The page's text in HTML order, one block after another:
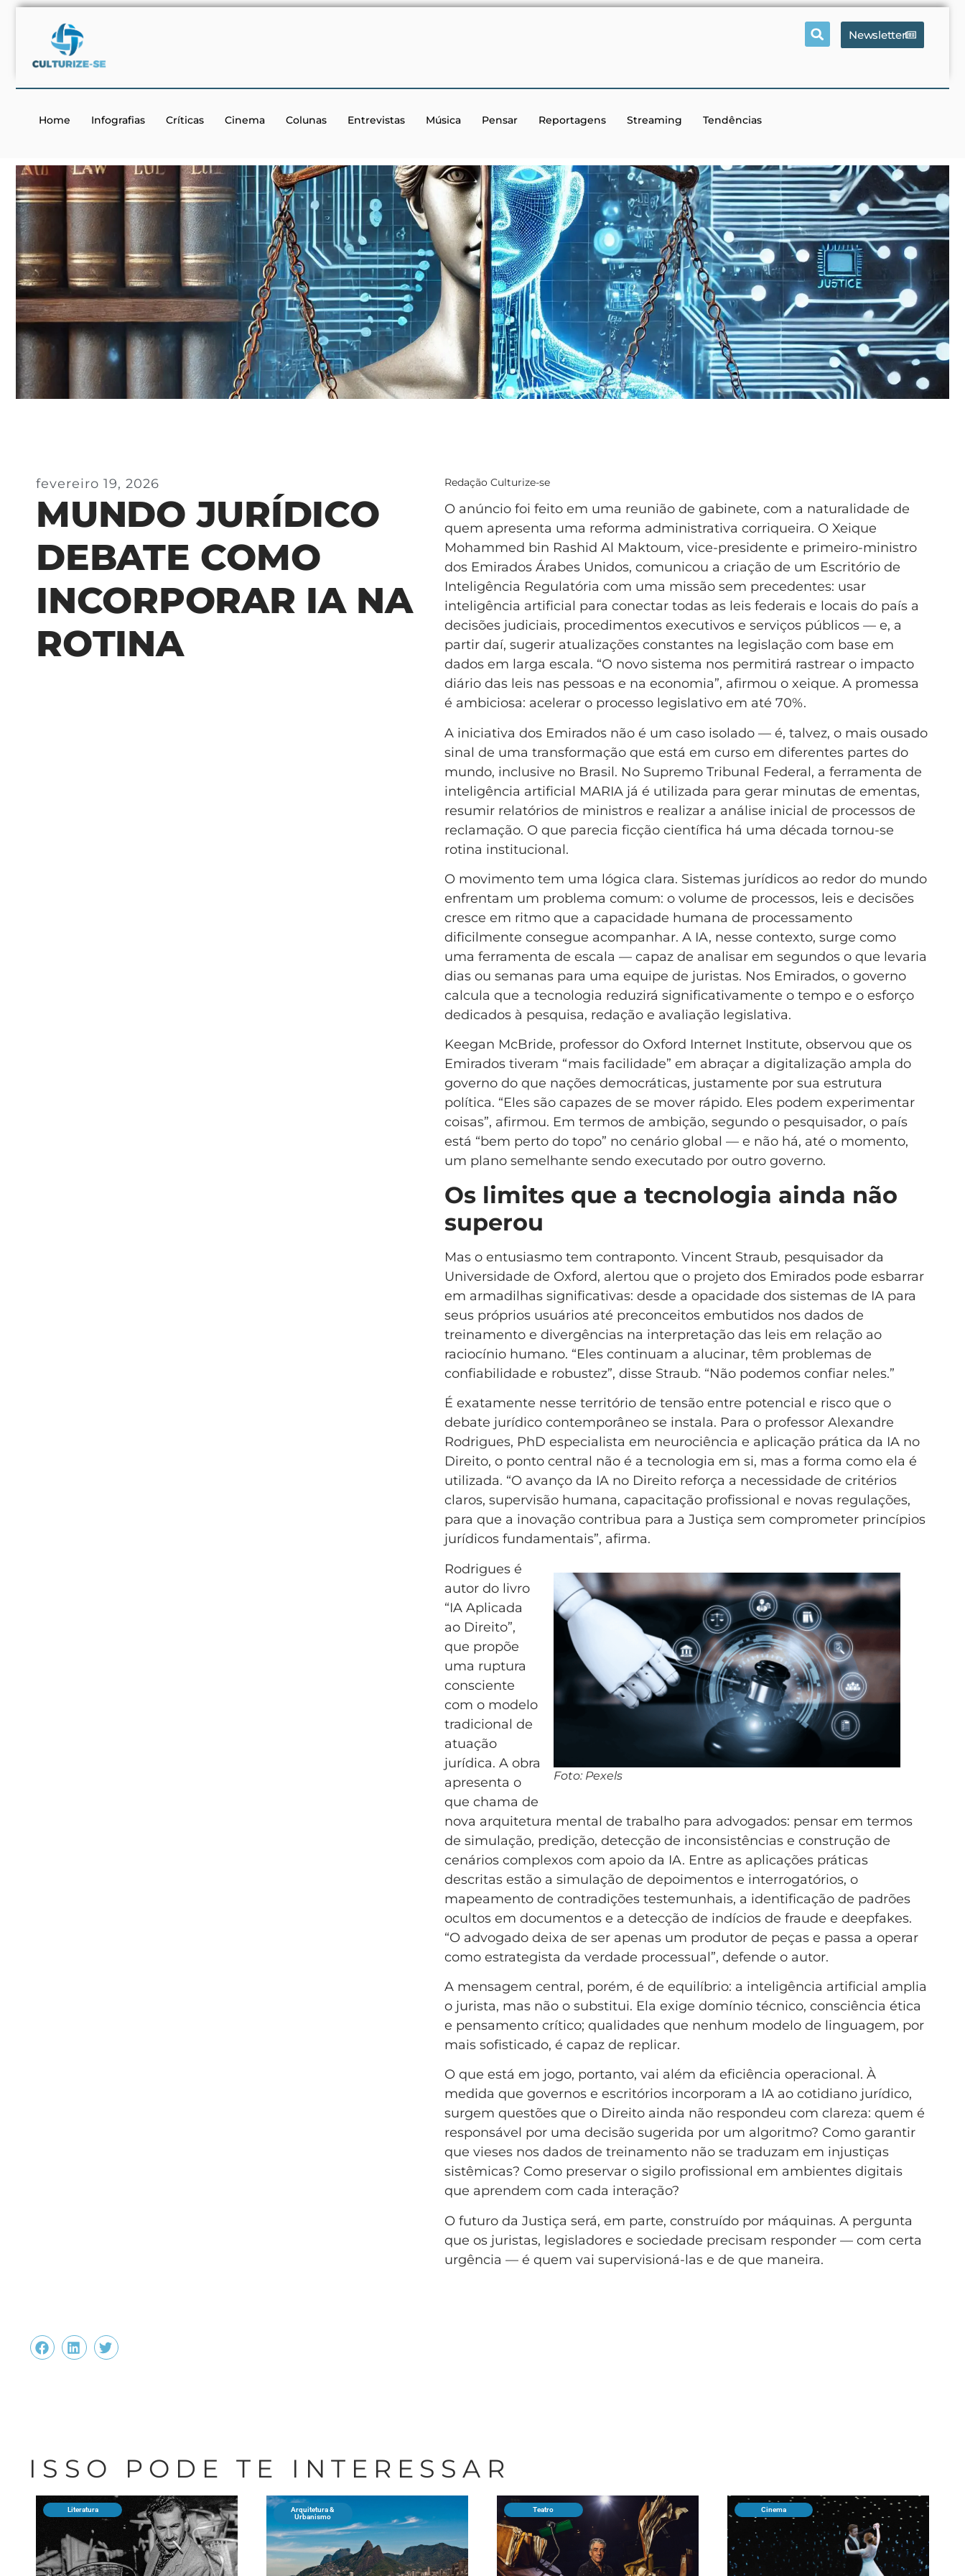
Newsletter
Home Infografias Críticas Cinema Colunas Entrevistas Música Pensar Reportagens Streaming Tendências
fevereiro 19, 2026
MUNDO JURÍDICO
DEBATE COMO
INCORPORAR IA NA
ROTINA
Redação Culturize-se
O anúncio foi feito em uma reunião de gabinete, com a naturalidade de
quem apresenta uma reforma administrativa corriqueira. O Xeique
Mohammed bin Rashid Al Maktoum, vice-presidente e primeiro-ministro
dos Emirados Árabes Unidos, comunicou a criação de um Escritório de
Inteligência Regulatória com uma missão sem precedentes: usar
inteligência artificial para conectar todas as leis federais e locais do país a
decisões judiciais, procedimentos executivos e serviços públicos — e, a
partir daí, sugerir atualizações constantes na legislação com base em
dados em larga escala. “O novo sistema nos permitirá rastrear o impacto
diário das leis nas pessoas e na economia”, afirmou o xeique. A promessa
é ambiciosa: acelerar o processo legislativo em até 70%.
A iniciativa dos Emirados não é um caso isolado — é, talvez, o mais ousado
sinal de uma transformação que está em curso em diferentes partes do
mundo, inclusive no Brasil. No Supremo Tribunal Federal, a ferramenta de
inteligência artificial MARIA já é utilizada para gerar minutas de ementas,
resumir relatórios de ministros e realizar a análise inicial de processos de
reclamação. O que parecia ficção científica há uma década tornou-se
rotina institucional.
O movimento tem uma lógica clara. Sistemas jurídicos ao redor do mundo
enfrentam um problema comum: o volume de processos, leis e decisões
cresce em ritmo que a capacidade humana de processamento
dificilmente consegue acompanhar. A IA, nesse contexto, surge como
uma ferramenta de escala — capaz de analisar em segundos o que levaria
dias ou semanas para uma equipe de juristas. Nos Emirados, o governo
calcula que a tecnologia reduzirá significativamente o tempo e o esforço
dedicados à pesquisa, redação e avaliação legislativa.
Keegan McBride, professor do Oxford Internet Institute, observou que os
Emirados tiveram “mais facilidade” em abraçar a digitalização ampla do
governo do que nações democráticas, justamente por sua estrutura
política. “Eles são capazes de se mover rápido. Eles podem experimentar
coisas”, afirmou. Em termos de ambição, segundo o pesquisador, o país
está “bem perto do topo” no cenário global — e não há, até o momento,
um plano semelhante sendo executado por outro governo.
Os limites que a tecnologia ainda não
superou
Mas o entusiasmo tem contraponto. Vincent Straub, pesquisador da
Universidade de Oxford, alertou que o projeto dos Emirados pode esbarrar
em armadilhas significativas: desde a opacidade dos sistemas de IA para
seus próprios usuários até preconceitos embutidos nos dados de
treinamento e divergências na interpretação das leis em relação ao
raciocínio humano. “Eles continuam a alucinar, têm problemas de
confiabilidade e robustez”, disse Straub. “Não podemos confiar neles.”
É exatamente nesse território de tensão entre potencial e risco que o
debate jurídico contemporâneo se instala. Para o professor Alexandre
Rodrigues, PhD especialista em neurociência e aplicação prática da IA no
Direito, o ponto central não é a tecnologia em si, mas a forma como ela é
utilizada. “O avanço da IA no Direito reforça a necessidade de critérios
claros, supervisão humana, capacitação profissional e novas regulações,
para que a inovação contribua para a Justiça sem comprometer princípios
jurídicos fundamentais”, afirma.
Foto: Pexels
Rodrigues é
autor do livro
“IA Aplicada
ao Direito”,
que propõe
uma ruptura
consciente
com o modelo
tradicional de
atuação
jurídica. A obra
apresenta o
que chama de
nova arquitetura mental de trabalho para advogados: pensar em termos
de simulação, predição, detecção de inconsistências e construção de
cenários complexos com apoio da IA. Entre as aplicações práticas
descritas estão a simulação de depoimentos e interrogatórios, o
mapeamento de contradições testemunhais, a identificação de padrões
ocultos em documentos e a detecção de indícios de fraude e deepfakes.
“O advogado deixa de ser apenas um produtor de peças e passa a operar
como estrategista da verdade processual”, defende o autor.
A mensagem central, porém, é de equilíbrio: a inteligência artificial amplia
o jurista, mas não o substitui. Ela exige domínio técnico, consciência ética
e pensamento crítico; qualidades que nenhum modelo de linguagem, por
mais sofisticado, é capaz de replicar.
O que está em jogo, portanto, vai além da eficiência operacional. À
medida que governos e escritórios incorporam a IA ao cotidiano jurídico,
surgem questões que o Direito ainda não respondeu com clareza: quem é
responsável por uma decisão sugerida por um algoritmo? Como garantir
que vieses nos dados de treinamento não se traduzam em injustiças
sistêmicas? Como preservar o sigilo profissional em ambientes digitais
que aprendem com cada interação?
O futuro da Justiça será, em parte, construído por máquinas. A pergunta
que os juristas, legisladores e sociedade precisam responder — com certa
urgência — é quem vai supervisioná-las e de que maneira.
ISSO PODE TE INTERESSAR
Literatura
Arquitetura &
Urbanismo
Teatro Cinema